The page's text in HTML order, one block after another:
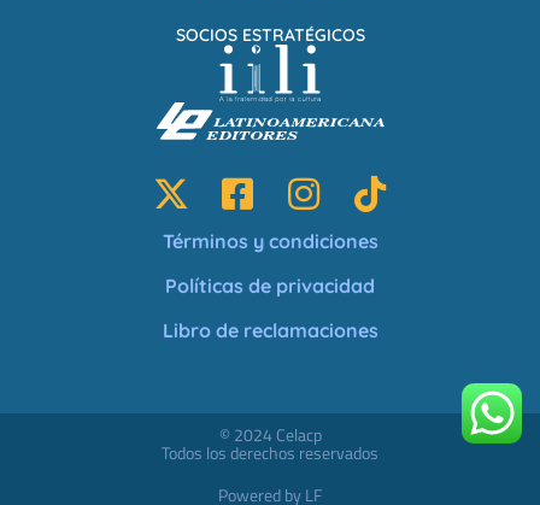
SOCIOS ESTRATÉGICOS
Términos y condiciones
Políticas de privacidad
Libro de reclamaciones
© 2024 Celacp
Todos los derechos reservados
Powered by LF